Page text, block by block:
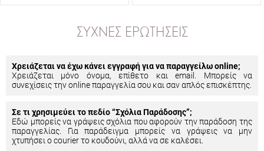
ΣΥΧΝΈΣ ΕΡΩΤΉΣΕΙΣ
Χρειάζεται να έχω κάνει εγγραφή για να παραγγείλω online;
Χρειάζεται μόνο όνομα, επίθετο και email. Μπορείς να
συνεχίσεις την online παραγγελία σου και σαν απλός επισκέπτης.
Σε τι χρησιμεύει το πεδίο “Σχόλια Παράδοσης”;
Εδώ μπορείς να γράψεις σχόλια που αφορούν την παράδοση της
παραγγελίας. Για παράδειγμα μπορείς να γράψεις να μην
χτυπήσει ο courier το κουδούνι, αλλά να σε καλέσει.